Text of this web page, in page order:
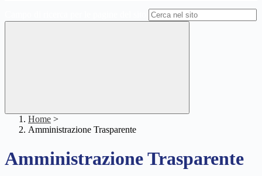
Home >
Amministrazione Trasparente
Amministrazione Trasparente